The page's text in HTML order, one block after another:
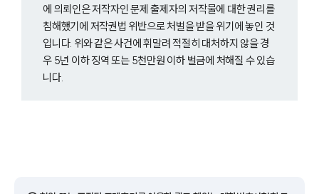
그룹소개
그룹소개
대륜의 강점
에 의뢰인은 저작자인 문제 출제자의 저작물에 대한 권리를
침해했기에 저작권법 위반으로 처벌을 받을 위기에 놓인 것
입니다. 위와 같은 사건에 휘말려 적절히 대처하지 않을 경
우 5년 이하 징역 또는 5천만원 이하 벌금에 처해질 수 있습
니다.